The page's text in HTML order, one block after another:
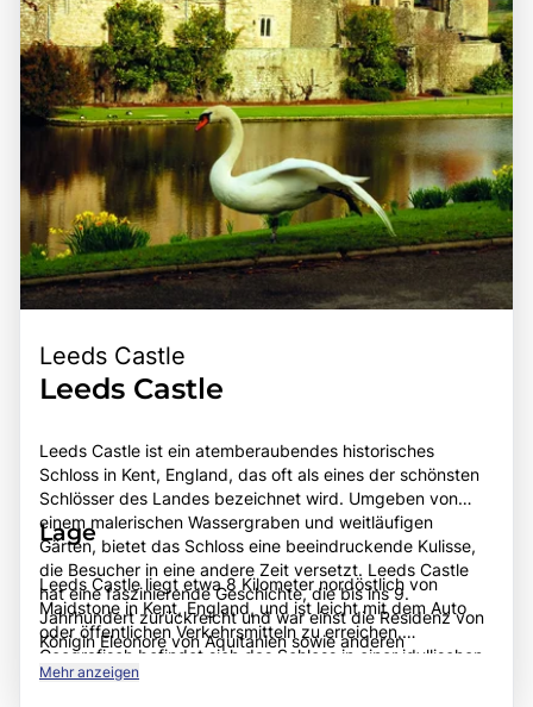
Leeds Castle
Leeds Castle
Leeds Castle ist ein atemberaubendes historisches
Schloss in Kent, England, das oft als eines der schönsten
Schlösser des Landes bezeichnet wird. Umgeben von
einem malerischen Wassergraben und weitläufigen
Gärten, bietet das Schloss eine beeindruckende Kulisse,
die Besucher in eine andere Zeit versetzt. Leeds Castle
hat eine faszinierende Geschichte, die bis ins 9.
Jahrhundert zurückreicht und war einst die Residenz von
Königin Eleonore von Aquitanien sowie anderen
königlichen Persönlichkeiten. Die Innenräume des
Lage
Leeds Castle liegt etwa 8 Kilometer nordöstlich von
Maidstone in Kent, England, und ist leicht mit dem Auto
oder öffentlichen Verkehrsmitteln zu erreichen.
Geografisch befindet sich das Schloss in einer idyllischen
ländlichen Umgebung, umgeben von Wäldern, Wiesen und
Mehr anzeigen